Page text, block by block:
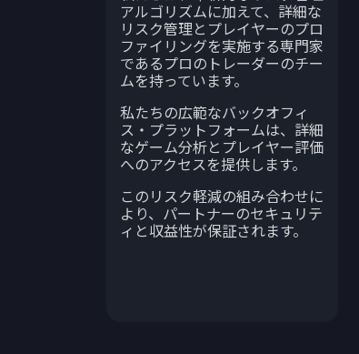
アルゴリズムに加えて、詳細な
リスク管理とプレイヤーのプロ
ファイリングを実施する専門家
であるプロのトレーダーのチー
ムを持っています。
私たちの広範なバックオフィ
ス・プラットフォームは、詳細
なゲーム分析とプレイヤー評価
へのアクセスを提供します。
このリスク軽減の組み合わせに
より、パートナーのセキュリテ
ィと収益性が保証されます。